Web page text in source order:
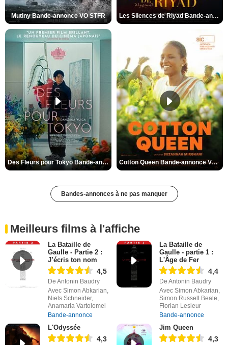
Mutiny Bande-annonce VO STFR Les Silences de Riyad Bande-annonce VO STFR
Des Fleurs pour Tokyo Bande-annonce VO STFR Cotton Queen Bande-annonce VO STFR
Bandes-annonces à ne pas manquer
Meilleurs films à l'affiche
La Bataille de
Gaulle - Partie 2 :
J’écris ton nom
4,5
De Antonin Baudry
Avec Simon Abkarian,
Niels Schneider,
Anamaria Vartolomei
Bande-annonce
La Bataille de
Gaulle - partie 1 :
L'Âge de Fer
4,4
De Antonin Baudry
Avec Simon Abkarian,
Simon Russell Beale,
Florian Lesieur
Bande-annonce
L'Odyssée
4,3
Jim Queen
4,3